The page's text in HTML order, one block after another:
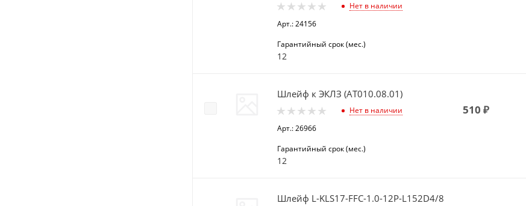
Нет в наличии
Арт.: 24156
Гарантийный срок (мес.)
12
Шлейф к ЭКЛЗ (АТ010.08.01)
Нет в наличии
Арт.: 26966
510 ₽
Гарантийный срок (мес.)
12
Шлейф L-KLS17-FFC-1.0-12P-L152D4/8